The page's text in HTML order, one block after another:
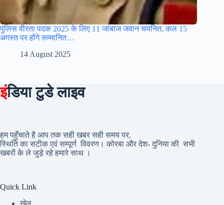
पुलिस वीरता पदक 2025 के लिए 11 जांबाज जवान चयनित, कल 15
अगस्त पर होंगे सम्मानित…
14 August 2025
इंडिया टुडे लाइव
हम पहुँचाते है आप तक सही खबर सही समय पर,
स्थिति का सटीक एवं सम्पूर्ण विवरण। कोरबा और देश- दुनिया की सभी
खबरों के ले जुड़े रहे हमारे साथ ।
Quick Link